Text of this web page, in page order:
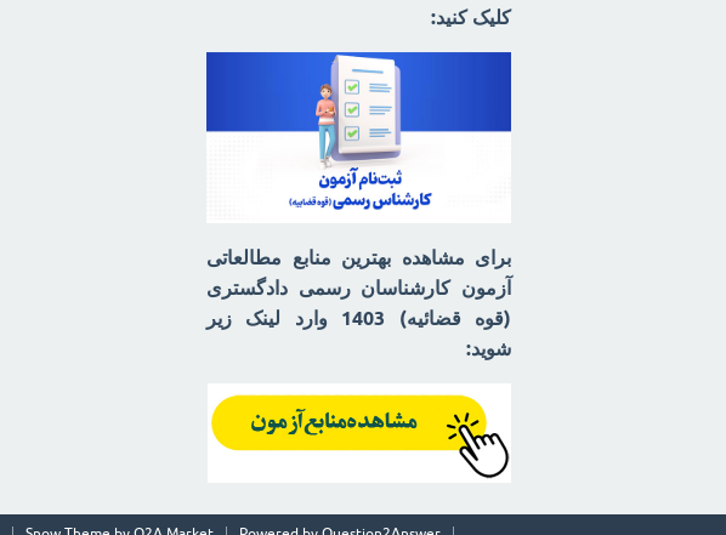
کلیک کنید:
برای مشاهده بهترین منابع مطالعاتی
آزمون کارشناسان رسمی دادگستری
(قوه قضائیه) 1403 وارد لینک زیر
شوید: